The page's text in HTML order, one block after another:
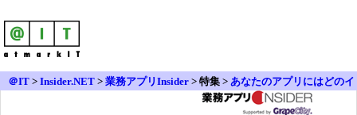
＠IT > Insider.NET > 業務アプリInsider > 特集 > あなたのアプリにはどのイ